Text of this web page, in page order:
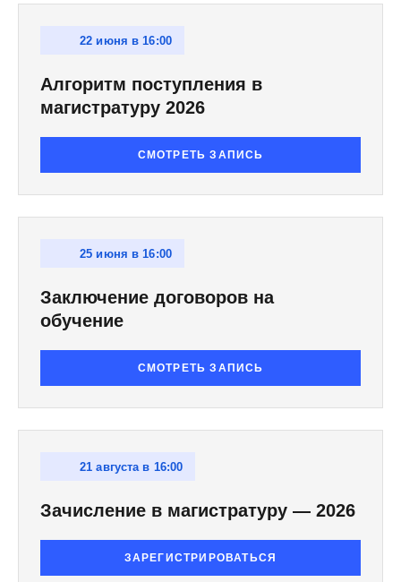
22 июня в 16:00
Алгоритм поступления в
магистратуру 2026
СМОТРЕТЬ ЗАПИСЬ
25 июня в 16:00
Заключение договоров на
обучение
СМОТРЕТЬ ЗАПИСЬ
21 августа в 16:00
Зачисление в магистратуру — 2026
ЗАРЕГИСТРИРОВАТЬСЯ